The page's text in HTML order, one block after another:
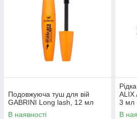
Подовжуюча туш для вій
GABRINI Long lash, 12 мл
В наявності
ALIX
3 мл
В